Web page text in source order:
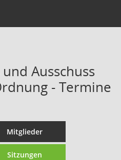
Ausschuss
- Termine
Mitglieder
Sitzungen